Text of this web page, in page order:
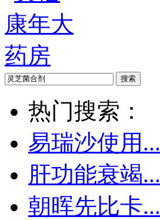
热门搜索：
易瑞沙使用...
肝功能衰竭...
朝晖先比卡...